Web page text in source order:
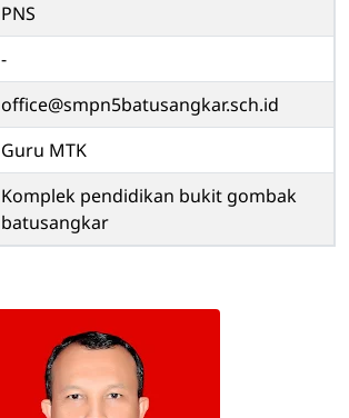
PNS
-
office@smpn5batusangkar.sch.id
Guru MTK
Komplek pendidikan bukit gombak
batusangkar